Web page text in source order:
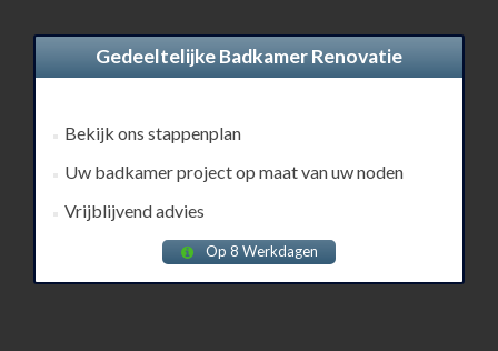
Gedeeltelijke Badkamer Renovatie
Bekijk ons stappenplan
Uw badkamer project op maat van uw noden
Vrijblijvend advies
Op 8 Werkdagen